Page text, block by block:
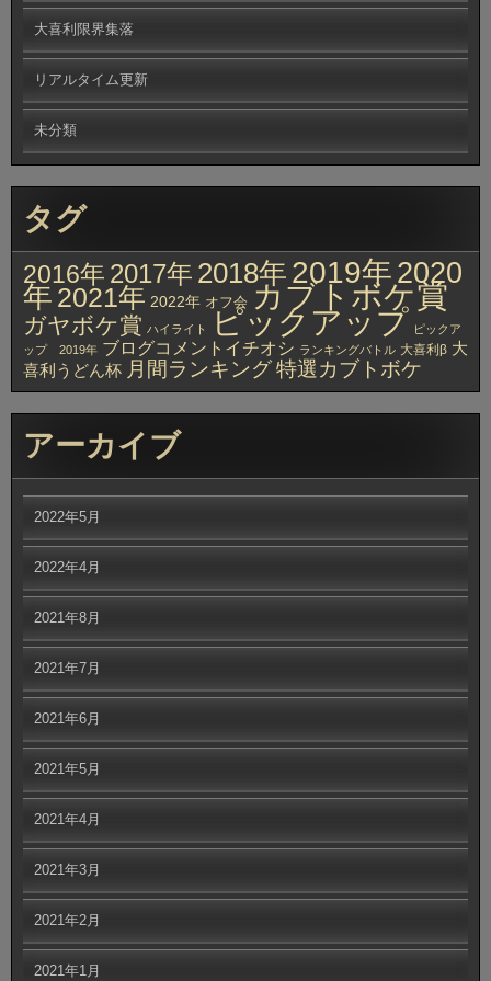
大喜利限界集落
リアルタイム更新
未分類
タグ
2016年 2017年 2018年 2019年2020
年 2021年 2022年 オフ会 カブトボケ賞
ガヤボケ賞 ハイライト ピックアップ ピックア
ップ 2019年 ブログコメントイチオシ ランキングバトル 大喜利β 大
喜利うどん杯 月間ランキング特選カブトボケ
アーカイブ
2022年5月
2022年4月
2021年8月
2021年7月
2021年6月
2021年5月
2021年4月
2021年3月
2021年2月
2021年1月